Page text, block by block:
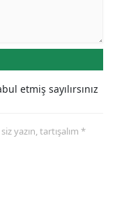
etmiş sayılırsınız
yazın, tartışalım *